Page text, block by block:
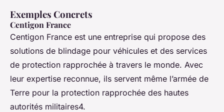
Exemples Concrets
Centigon France
Centigon France est une entreprise qui propose des
solutions de blindage pour véhicules et des services
de protection rapprochée à travers le monde. Avec
leur expertise reconnue, ils servent même l’armée de
Terre pour la protection rapprochée des hautes
autorités militaires4.